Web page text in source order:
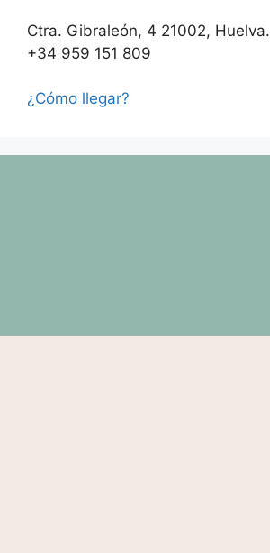
Ctra. Gibraleón, 4 21002, Huelva.
+34 959 151 809
¿Cómo llegar?